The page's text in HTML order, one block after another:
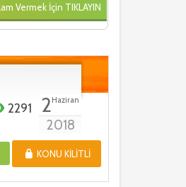
Vermek İçin TIKLAYIN
2291 2Haziran
2018
KONU KILITLI